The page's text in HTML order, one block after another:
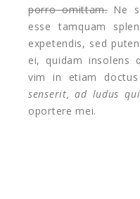
porro omittam.Ne
esse tamquam
expetendis, sed
ei, quidam insolens
vim in etiam
senserit, ad ludus
oportere mei.